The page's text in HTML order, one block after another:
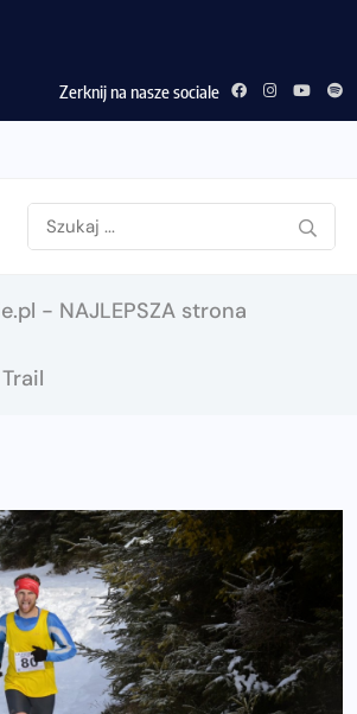
Zerknij na nasze sociale
- NAJLEPSZA strona